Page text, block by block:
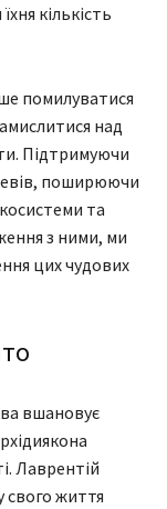
кількість
помилуватися
над
Підтримуючи
поширюючи
та
з ними, ми
цих чудових
вшановує
Лаврентій
свого життя